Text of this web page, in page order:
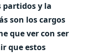
partidos y la
son los cargos
que ver con ser
que estos